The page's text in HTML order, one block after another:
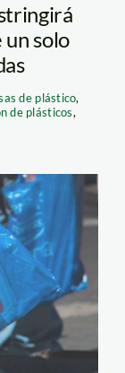
un solo
de plástico,
de plásticos,